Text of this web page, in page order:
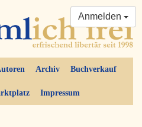
Archiv Buchverkauf
Impressum
Anmelden